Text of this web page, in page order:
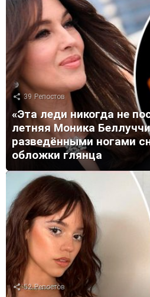
39 Репостов
«Эта леди никогда не
летняя Моника
разведёнными ногами
обложки глянца
52 Репостов